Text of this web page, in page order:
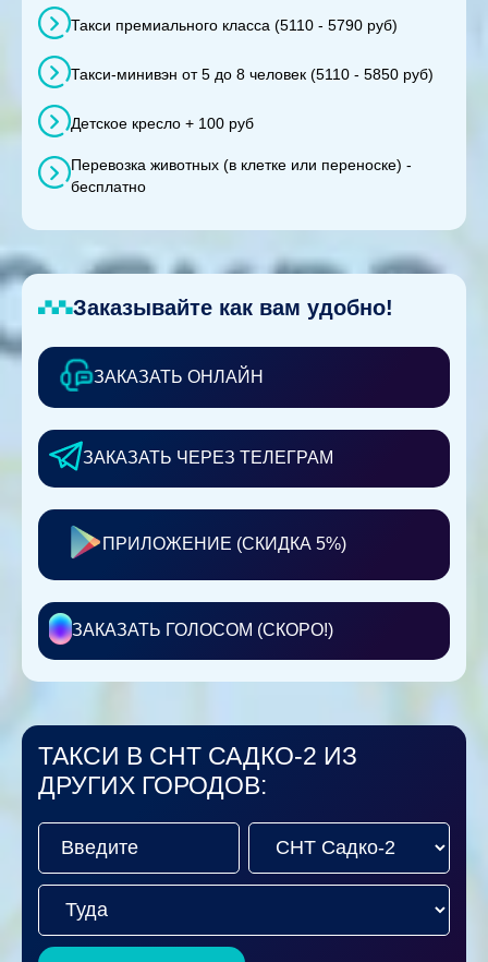
Такси премиального класса (5110 - 5790 руб)
Такси-минивэн от 5 до 8 человек (5110 - 5850 руб)
Детское кресло + 100 руб
Перевозка животных (в клетке или переноске) -
бесплатно
Заказывайте как вам удобно!
ЗАКАЗАТЬ ОНЛАЙН
ЗАКАЗАТЬ ЧЕРЕЗ ТЕЛЕГРАМ
ПРИЛОЖЕНИЕ (СКИДКА 5%)
ЗАКАЗАТЬ ГОЛОСОМ (СКОРО!)
ТАКСИ В СНТ САДКО-2 ИЗ
ДРУГИХ ГОРОДОВ: